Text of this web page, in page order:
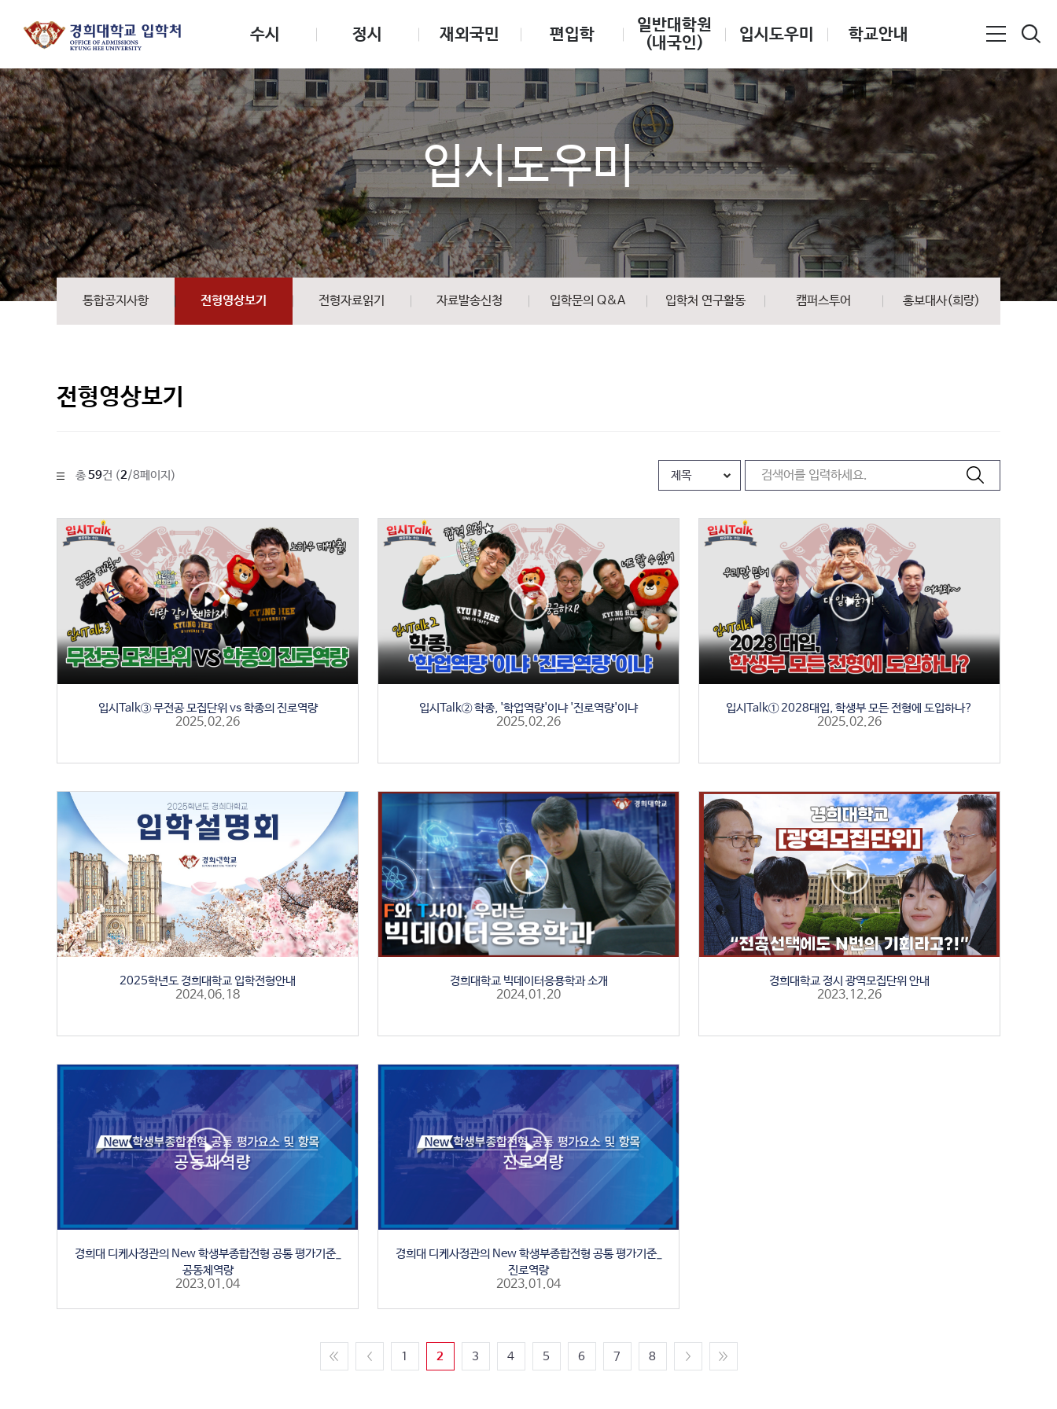
수시 정시 재외국민 편입학
일반대학원
(내국인)
입시도우미 학교안내
입시도우미
통합공지사항 전형영상보기 전형자료읽기 자료발송신청 입학문의 Q&A 입학처 연구활동 캠퍼스투어 홍보대사(희랑)
전형영상보기
총59건 (2/8페이지)
입시Talk③ 무전공 모집단위 vs 학종의 진로역량
2025.02.26
입시Talk② 학종, '학업역량'이냐 '진로역량'이냐
2025.02.26
입시Talk① 2028대입, 학생부 모든 전형에 도입하나?
2025.02.26
2025학년도 경희대학교 입학전형안내
2024.06.18
경희대학교 빅데이터응용학과 소개
2024.01.20
경희대학교 정시 광역모집단위 안내
2023.12.26
경희대 디케사정관의 New 학생부종합전형 공통 평가기준_
공동체역량
2023.01.04
경희대 디케사정관의 New 학생부종합전형 공통 평가기준_
진로역량
2023.01.04
1 2 3 4 5 6 7 8